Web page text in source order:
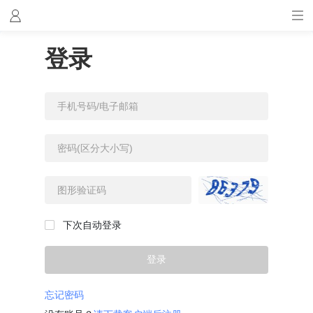
登录
下次自动登录
登录
忘记密码